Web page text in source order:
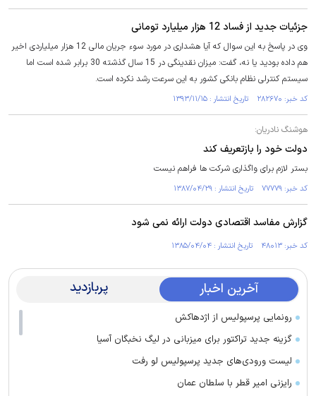
جزئیات جدید از فساد 12 هزار میلیارد تومانی
وی در پاسخ به این سوال که آیا هشداری در مورد سوء جریان مالی 12 هزار میلیاردی اخیر
هم داده بودید یا نه، گفت: میزان نقدینگی در 15 سال گذشته 30 برابر شده است اما
سیستم کنترلی نظام بانکی کشور به این سرعت رشد نکرده است.
کد خبر: ۲۸۲۶۷۰ تاریخ انتشار : ۱۳۹۳/۱۱/۱۵
هوشنگ نادریان:
دولت خود را بازتعریف کند
بستر لازم برای واگذاری شرکت ها فراهم نیست
کد خبر: ۷۷۷۷۹ تاریخ انتشار : ۱۳۸۷/۰۴/۲۹
گزارش مفاسد اقتصادی دولت ارائه نمی شود
کد خبر: ۴۸۰۱۳ تاریخ انتشار : ۱۳۸۵/۰۴/۰۴
آخرین اخبار پربازدید
رونمایی پرسپولیس از اژدهاکش
گزینه جدید تراکتور برای میزبانی در لیگ نخبگان آسیا
لیست ورودی‌های جدید پرسپولیس لو رفت
رایزنی امیر قطر با سلطان عمان